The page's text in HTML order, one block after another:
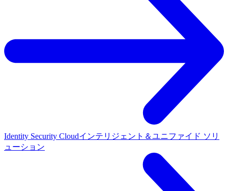
Identity Security Cloudインテリジェント＆ユニファイド ソリ
ューション